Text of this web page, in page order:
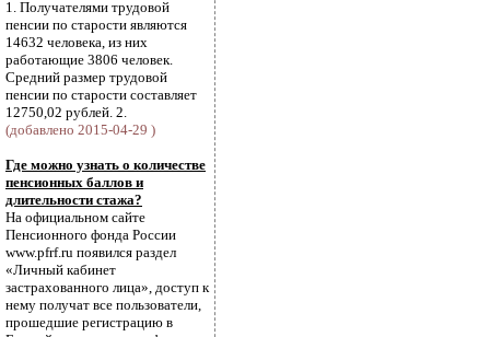
1. Получателями трудовой
пенсии по старости являются
14632 человека, из них
работающие 3806 человек.
Средний размер трудовой
пенсии по старости составляет
12750,02 рублей. 2.
(добавлено 2015-04-29 )
Где можно узнать о количестве
пенсионных баллов и
длительности стажа?
На официальном сайте
Пенсионного фонда России
www.pfrf.ru появился раздел
«Личный кабинет
застрахованного лица», доступ к
нему получат все пользователи,
прошедшие регистрацию в